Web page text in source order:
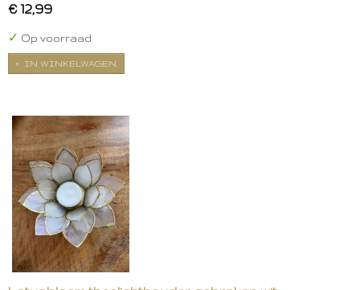
€ 12,99
✓ Op voorraad
IN WINKELWAGEN